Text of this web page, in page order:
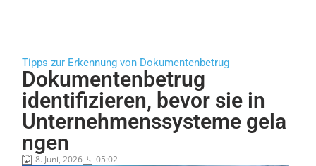
Tipps zur Erkennung von Dokumentenbetrug
Dokumentenbetrug
identifizieren, bevor sie in
Unternehmenssysteme gela
ngen
8. Juni, 2026 05:02